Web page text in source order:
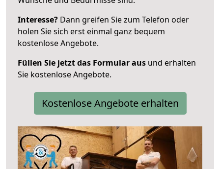
Interesse? Dann greifen Sie zum Telefon oder
holen Sie sich erst einmal ganz bequem
kostenlose Angebote.
Füllen Sie jetzt das Formular aus und erhalten
Sie kostenlose Angebote.
Kostenlose Angebote erhalten